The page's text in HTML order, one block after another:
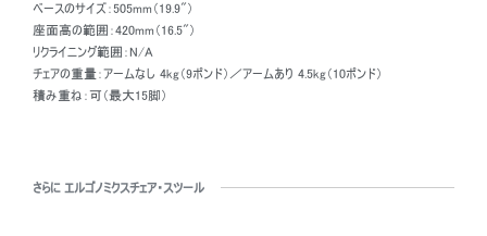
ベースのサイズ：505mm（19.9"）
座面高の範囲：420mm（16.5"）
リクライニング範囲：N/A
チェアの重量：アームなし 4kg（9ポンド）／アームあり 4.5kg（10ポンド）
積み重ね：可（最大15脚）
さらに エルゴノミクスチェア・スツール